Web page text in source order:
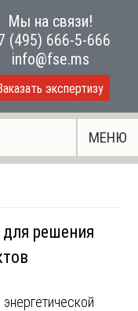
Мы на связи!
(495) 666-5-666
info@fse.ms
экспертизу
МЕНЮ
для решения